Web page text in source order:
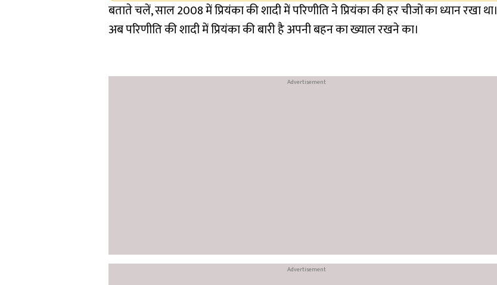
बताते चलें, साल 2008 में प्रियंका की शादी में परिणीति ने प्रियंका की हर चीजों का ध्यान रखा था।
अब परिणीति की शादी में प्रियंका की बारी है अपनी बहन का ख्याल रखने का।